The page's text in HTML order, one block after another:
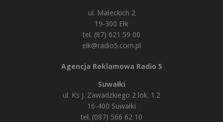
ul. Małeckich 2
19-300 Ełk
tel. (87) 621 59 00
elk@radio5.com.pl
Agencja Reklamowa Radio 5
Suwałki
ul. Ks J. Zawadzkiego 2 lok. 1.2
16-400 Suwałki
tel. (087) 566 62 10